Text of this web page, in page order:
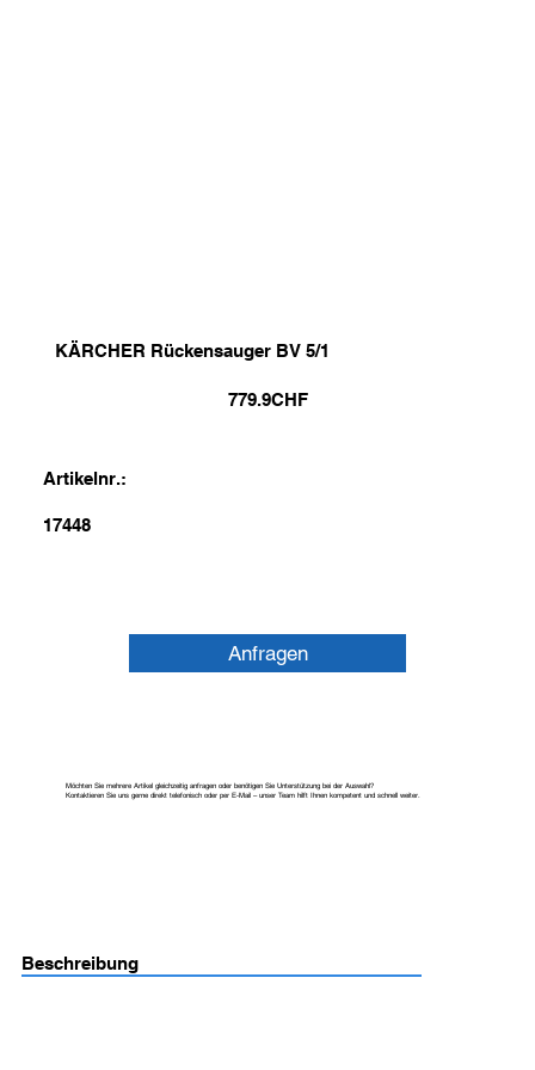
KÄRCHER Rückensauger BV 5/1
779.9CHF
Artikelnr.:
17448
Anfragen
Möchten Sie mehrere Artikel gleichzeitig anfragen oder benötigen Sie Unterstützung bei der Auswahl?
Kontaktieren Sie uns gerne direkt telefonisch oder per E-Mail – unser Team hilft Ihnen kompetent und schnell weiter.
Beschreibung